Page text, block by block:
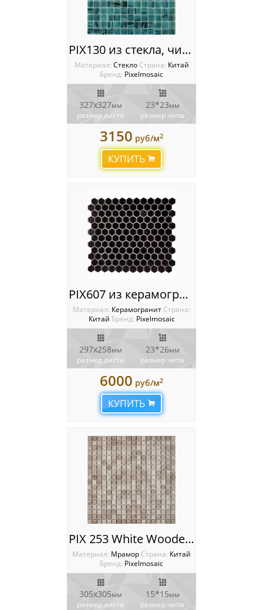
PIX130 из стекла, чип 23x23 мм, сетка 327х327х4 мм
Материал: Стекло Cтрана: Китай
Бренд: Pixelmosaic
327х327мм
размер листа
23*23мм
размер чипа
3150 руб/м2
КУПИТЬ
PIX607 из керамогранита, чип 23х26 мм, сетка 297х258х7 мм
Материал: Керамогранит Cтрана:
Китай Бренд: Pixelmosaic
297х258мм
размер листа
23*26мм
размер чипа
6000 руб/м2
КУПИТЬ
PIX 253 White Wooden, чип 15x15 мм, сетка 305х305x4 мм, Полированная
Материал: Мрамор Cтрана: Китай
Бренд: Pixelmosaic
305х305мм
размер листа
15*15мм
размер чипа